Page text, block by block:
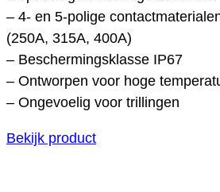
– 4- en 5-polige
(250A, 315A, 400A)
– Beschermingsklasse IP67
– Ontworpen voor hoge
– Ongevoelig voor trillingen
Bekijk product